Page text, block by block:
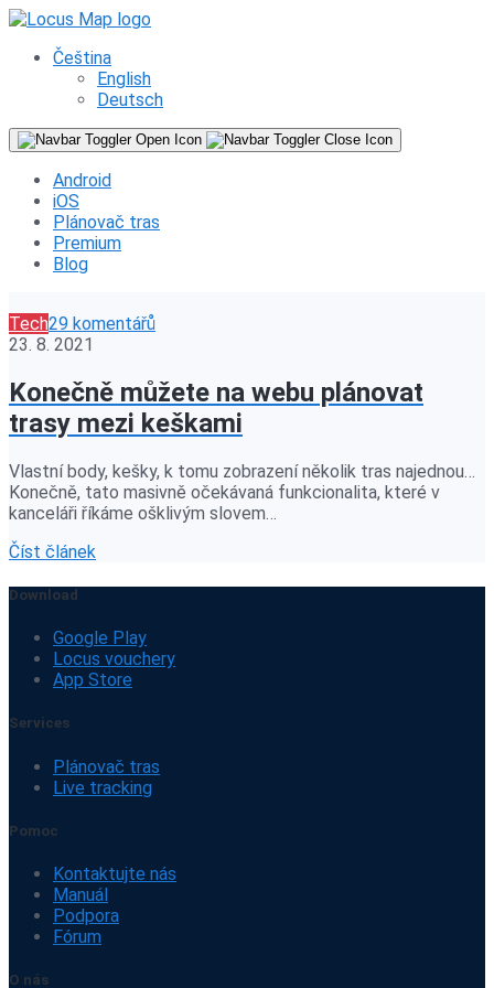
Čeština
English
Deutsch
Android
iOS
Plánovač tras
Premium
Blog
Tech29 komentářů
23. 8. 2021
Konečně můžete na webu plánovat
trasy mezi keškami
Vlastní body, kešky, k tomu zobrazení několik tras najednou…
Konečně, tato masivně očekávaná funkcionalita, které v
kanceláři říkáme ošklivým slovem…
Číst článek
Download
Google Play
Locus vouchery
App Store
Services
Plánovač tras
Live tracking
Pomoc
Kontaktujte nás
Manuál
Podpora
Fórum
O nás